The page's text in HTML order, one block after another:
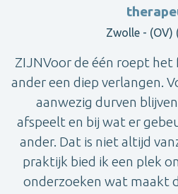
Zwolle - (OV)
ZIJNVoor de één roept
ander een diep verlangen.
aanwezig durven
afspeelt en bij wat er
ander. Dat is niet altijd
praktijk bied ik een plek
onderzoeken wat maakt